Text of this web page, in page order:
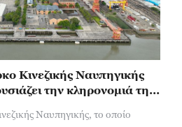
Κινεζικής Ναυπηγικής
την κληρονομιά της
Ναυπηγικής, το οποίο